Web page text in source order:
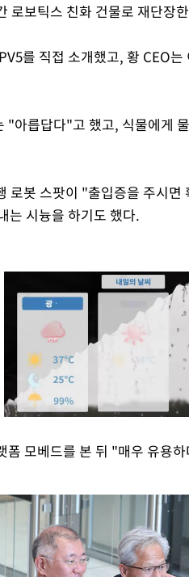
로보틱스 친화 건물로 재단장
를 직접 소개했고, 황 CEO
"아릅답다"고 했고, 식물에게
로봇 스팟이 "출입증을 주시
는 시늉을 하기도 했다.
폼 모베드를 본 뒤 "매우 유용